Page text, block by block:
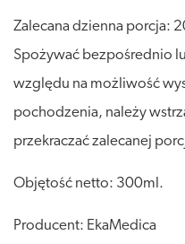
Zalecana dzienna porcja:
Spożywać bezpośrednio
względu na możliwość
pochodzenia, należy
przekraczać zalecanej
Objętość netto: 300ml.
Producent: EkaMedica